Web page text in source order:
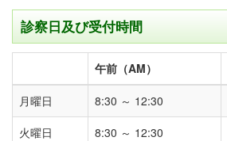
診察日及び受付時間
午前（AM）
月曜日 8:30 ～ 12:30
火曜日
8:30 ～ 12:30